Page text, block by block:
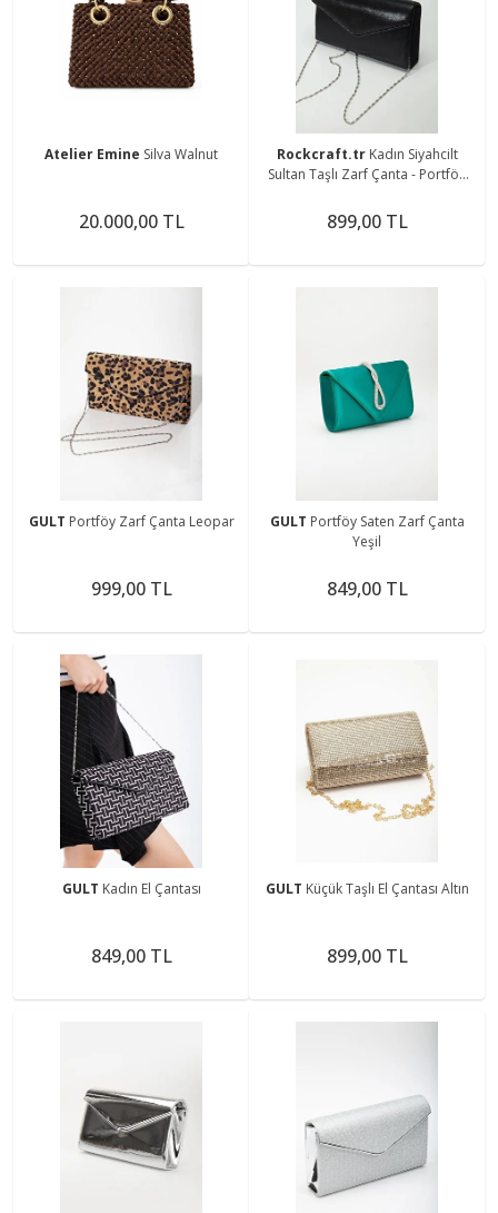
Atelier Emine Silva Walnut
20.000,00 TL
Rockcraft.tr Kadın Siyahcilt
Sultan Taşlı Zarf Çanta - Portföy
899,00 TL
GULT Portföy Zarf Çanta Leopar
999,00 TL
GULT Portföy Saten Zarf Çanta
Yeşil
849,00 TL
GULT Kadın El Çantası
849,00 TL
GULT Küçük Taşlı El Çantası Altın
899,00 TL